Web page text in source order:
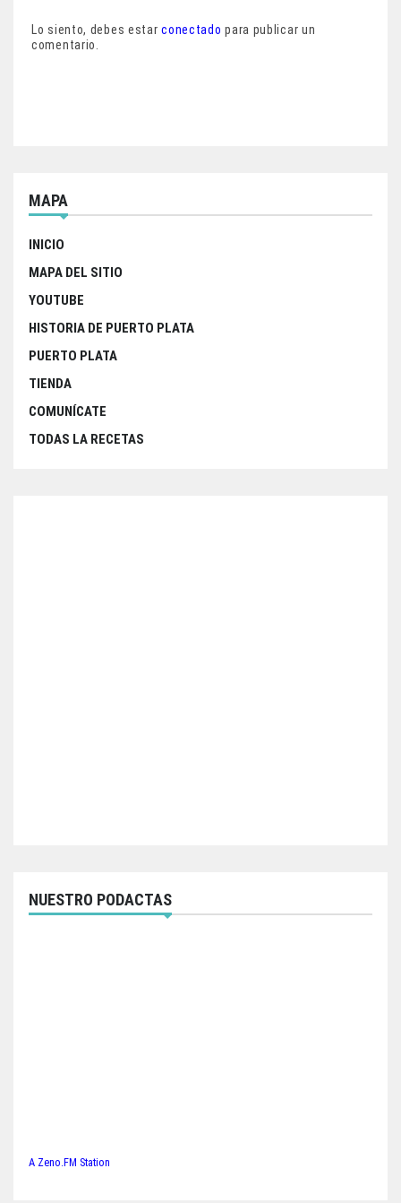
e
b
t
t
t
r
Lo siento, debes estarconectado para publicar un
comentario.
MAPA
INICIO
MAPA DEL SITIO
YOUTUBE
HISTORIA DE PUERTO PLATA
PUERTO PLATA
TIENDA
COMUNÍCATE
TODAS LA RECETAS
NUESTRO PODACTAS
A Zeno.FM Station